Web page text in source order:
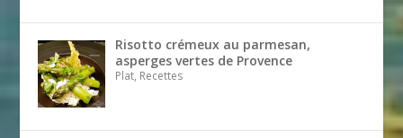
Risotto crémeux au parmesan,
asperges vertes de Provence
Plat, Recettes